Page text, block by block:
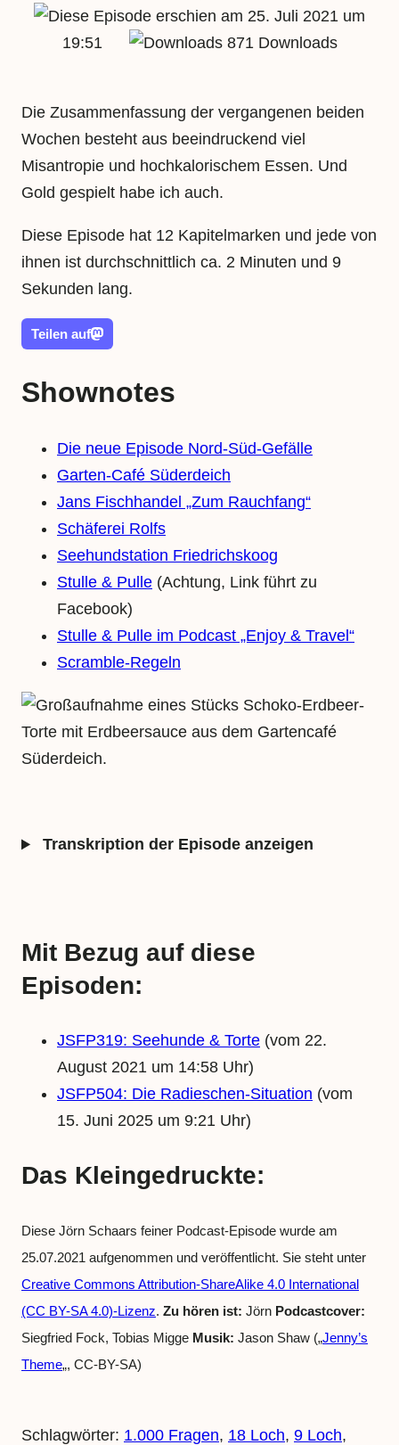
25. Juli 2021 um
19:51
871 Downloads
Die Zusammenfassung der vergangenen beiden
Wochen besteht aus beeindruckend viel
Misantropie und hochkalorischem Essen. Und
Gold gespielt habe ich auch.
Diese Episode hat 12 Kapitelmarken und jede von
ihnen ist durchschnittlich ca. 2 Minuten und 9
Sekunden lang.
Teilen auf
Shownotes
Die neue Episode Nord-Süd-Gefälle
Garten-Café Süderdeich
Jans Fischhandel „Zum Rauchfang“
Schäferei Rolfs
Seehundstation Friedrichskoog
Stulle & Pulle (Achtung, Link führt zu
Facebook)
Stulle & Pulle im Podcast „Enjoy & Travel“
Scramble-Regeln
Transkription der Episode anzeigen
Mit Bezug auf diese
Episoden:
JSFP319: Seehunde & Torte (vom 22.
August 2021 um 14:58 Uhr)
JSFP504: Die Radieschen-Situation (vom
15. Juni 2025 um 9:21 Uhr)
Das Kleingedruckte:
Diese Jörn Schaars feiner Podcast-Episode wurde am
25.07.2021 aufgenommen und veröffentlicht. Sie steht unter
Creative Commons Attribution-ShareAlike 4.0 International
(CC BY-SA 4.0)-Lizenz. Zu hören ist: Jörn Podcastcover:
Siegfried Fock, Tobias Migge Musik: Jason Shaw („Jenny’s
Theme„, CC-BY-SA)
Schlagwörter: 1.000 Fragen, 18 Loch, 9 Loch